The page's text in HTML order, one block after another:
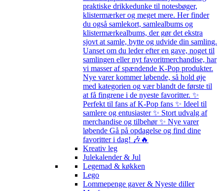
praktiske drikkedunke til notesbøger,
klistermærker og meget mere. Her finder
du også samlekort, samlealbums og
klistermærkealbums, der gør det ekstra
sjovt at samle, bytte og udvide din samling.
Uanset om du leder efter en gave, noget til
samlingen eller nyt favoritmerchandise, har
vi masser af spændende K-Pop produkter.
Nye varer kommer løbende, så hold øje
med kategorien og vær blandt de første til
at få fingrene i de nyeste favoritter. ✨
Perfekt til fans af K-Pop fans ✨ Ideel til
samlere og entusiaster ✨ Stort udvalg af
merchandise og tilbehør ✨ Nye varer
løbende Gå på opdagelse og find dine
favoritter i dag! 🎶🔥
Kreativ leg
Julekalender & Jul
Legemad & køkken
Lego
Lommepenge gaver & Nyeste diller